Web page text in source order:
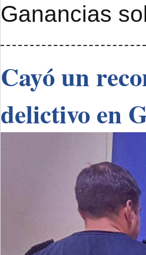
Ganancias
Cayó un
delictivo en